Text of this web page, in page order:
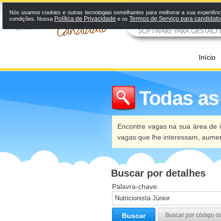
Início
Todas
Encontre vagas na sua área
vagas que lhe interessam,
Buscar por detalhes
Palavra-chave:
Buscar Buscar por código
Nós usamos cookies e outras tecnologias semelhantes para melhorar a sua
condições. Nossa Política de Privacidade e os Termos de Serviço para